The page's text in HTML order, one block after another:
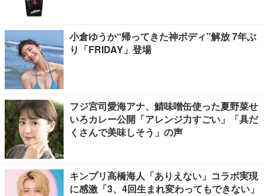
小倉ゆうか“帰ってきた神ボディ”解放 7年ぶ
り「FRIDAY」登場
フジ宮司愛海アナ、鯖味噌缶使った夏野菜せ
いろカレー公開「アレンジ力すごい」「具だ
くさんで美味しそう」の声
キンプリ高橋海人「ありえない」コラボ実現
に感激「3、4回生まれ変わってもできない」